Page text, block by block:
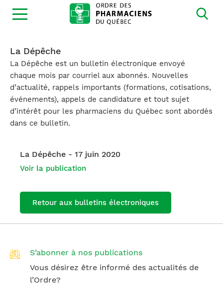
Ouvrir
la
La Dépêche
La Dépêche est un bulletin électronique envoyé
chaque mois par courriel aux abonnés. Nouvelles
d’actualité, rappels importants (formations, cotisations,
événements), appels de candidature et tout sujet
d’intérêt pour les pharmaciens du Québec sont abordés
dans ce bulletin.
La Dépêche - 17 juin 2020
Voir la publication
Retour aux bulletins électroniques
S’abonner à nos publications
Vous désirez être informé des actualités de
l’Ordre?